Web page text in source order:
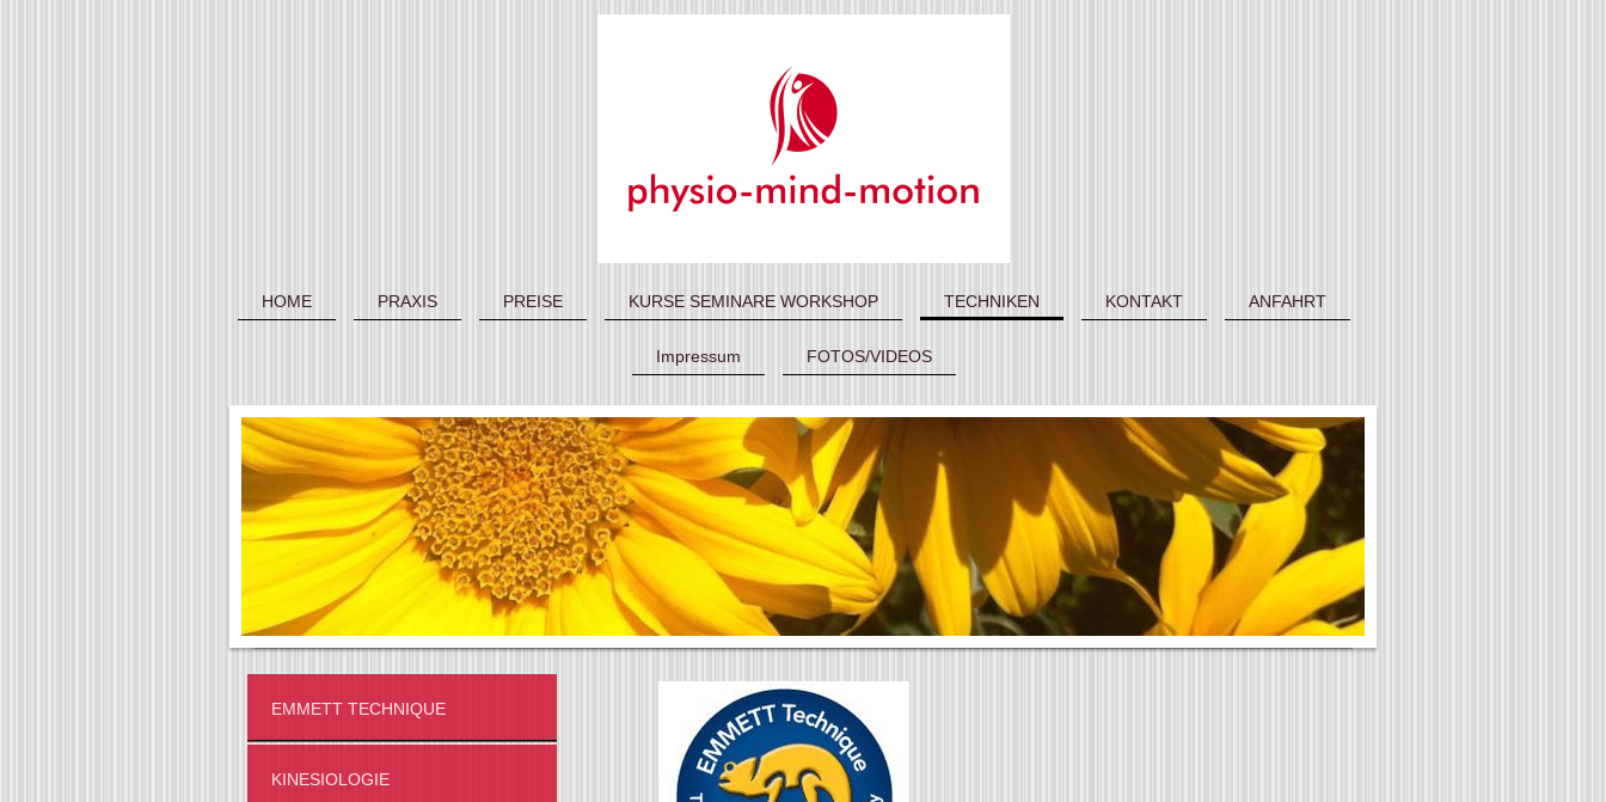
HOME PRAXIS PREISE KURSE SEMINARE WORKSHOP TECHNIKEN KONTAKT ANFAHRT
Impressum FOTOS/VIDEOS
EMMETT TECHNIQUE
KINESIOLOGIE